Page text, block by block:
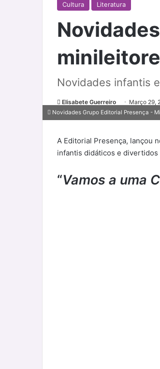
Cultura Literatura
Novidades infantis
Elisabete Guerreiro Março 29,
Novidades Grupo Editorial Presença -
A Editorial Presença, lançou
infantis didáticos e
“Vamos a uma